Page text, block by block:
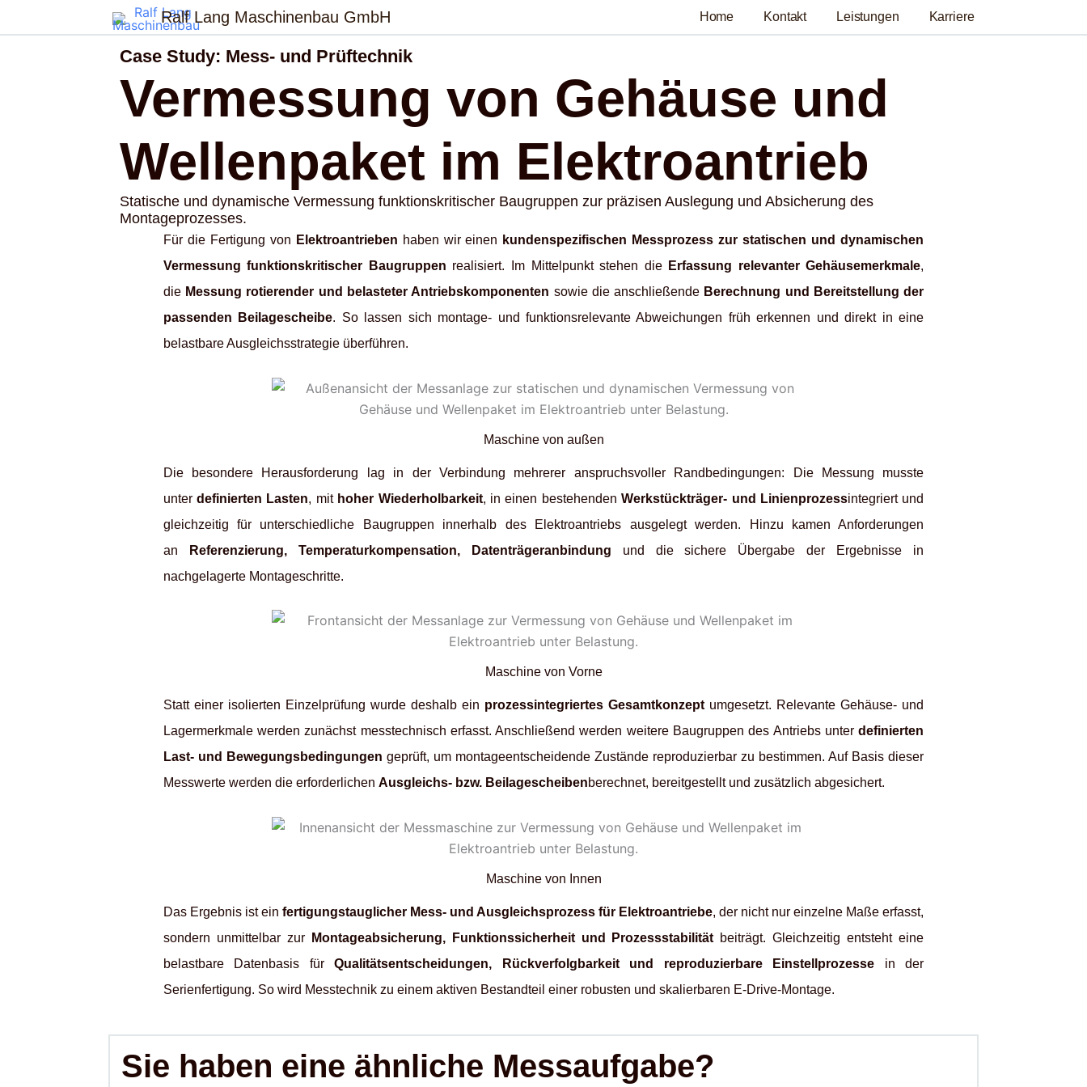
Inhalt
Ralf Lang Maschinenbau GmbH Home Kontakt Leistungen Karriere
Case Study: Mess- und Prüftechnik
Vermessung von Gehäuse und
Wellenpaket im Elektroantrieb
Statische und dynamische Vermessung funktionskritischer Baugruppen zur präzisen Auslegung und Absicherung des
Montageprozesses.
Für die Fertigung von Elektroantrieben haben wir einen kundenspezifischen Messprozess zur statischen und dynamischen
Vermessung funktionskritischer Baugruppen realisiert. Im Mittelpunkt stehen die Erfassung relevanter Gehäusemerkmale,
die Messung rotierender und belasteter Antriebskomponenten sowie die anschließende Berechnung und Bereitstellung der
passenden Beilagescheibe. So lassen sich montage- und funktionsrelevante Abweichungen früh erkennen und direkt in eine
belastbare Ausgleichsstrategie überführen.
Maschine von außen
Die besondere Herausforderung lag in der Verbindung mehrerer anspruchsvoller Randbedingungen: Die Messung musste
unter definierten Lasten, mit hoher Wiederholbarkeit, in einen bestehendenWerkstückträger- und Linienprozessintegriert und
gleichzeitig für unterschiedliche Baugruppen innerhalb des Elektroantriebs ausgelegt werden. Hinzu kamen Anforderungen
an
Referenzierung, Temperaturkompensation, Datenträgeranbindung und die sichere Übergabe der Ergebnisse in
nachgelagerte Montageschritte.
Maschine von Vorne
Statt einer isolierten Einzelprüfung wurde deshalb ein prozessintegriertes Gesamtkonzept umgesetzt. Relevante Gehäuse- und
Lagermerkmale werden zunächst messtechnisch erfasst. Anschließend werden weitere Baugruppen des Antriebs unterdefinierten
Last- und Bewegungsbedingungen geprüft, um montageentscheidende Zustände reproduzierbar zu bestimmen. Auf Basis dieser
Messwerte werden die erforderlichen Ausgleichs- bzw. Beilagescheibenberechnet, bereitgestellt und zusätzlich abgesichert.
Maschine von Innen
Das Ergebnis ist ein fertigungstauglicher Mess- und Ausgleichsprozess für Elektroantriebe, der nicht nur einzelne Maße erfasst,
sondern unmittelbar zur
Montageabsicherung, Funktionssicherheit und Prozessstabilität beiträgt. Gleichzeitig entsteht eine
belastbare Datenbasis fürQualitätsentscheidungen, Rückverfolgbarkeit und reproduzierbare Einstellprozesse in der
Serienfertigung. So wird Messtechnik zu einem aktiven Bestandteil einer robusten und skalierbaren E-Drive-Montage.
Sie haben eine ähnliche Messaufgabe?